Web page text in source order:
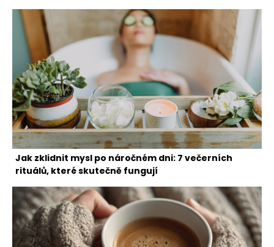
Jak zklidnit mysl po náročném dni: 7 večerních
rituálů, které skutečně fungují